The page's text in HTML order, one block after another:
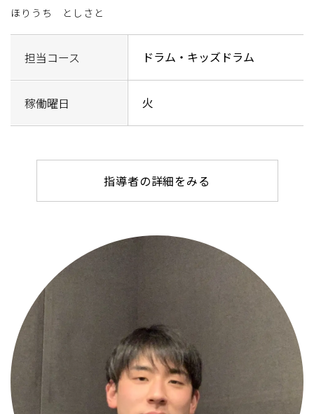
ほりうち としさと
担当コース ドラム・キッズドラム
稼働曜日 火
指導者の詳細をみる